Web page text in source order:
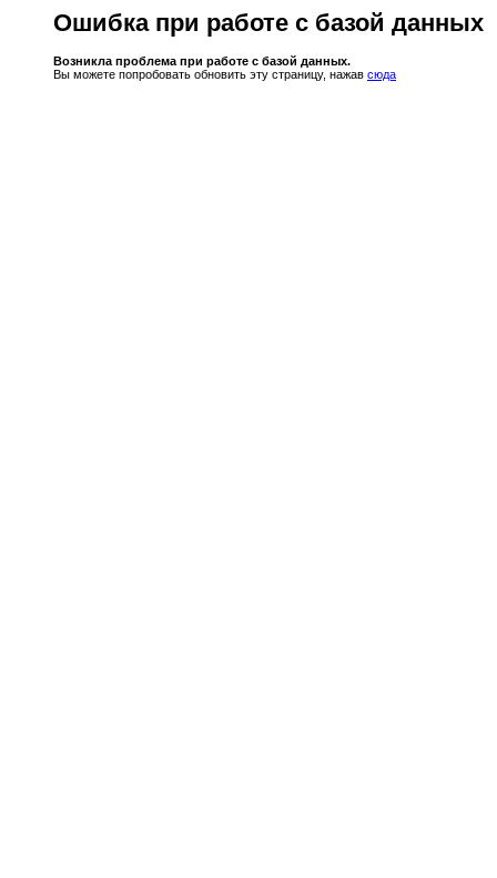
Ошибка при работе с базой данных
Возникла проблема при работе с базой данных.
Вы можете попробовать обновить эту страницу, нажав сюда